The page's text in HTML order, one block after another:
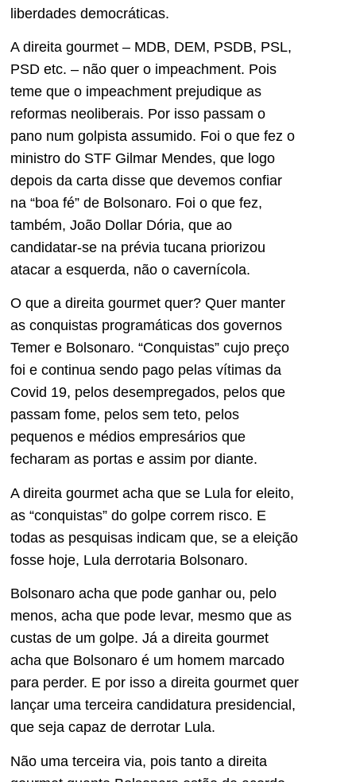
liberdades democráticas.
A direita gourmet – MDB, DEM, PSDB, PSL,
PSD etc. – não quer o impeachment. Pois
teme que o impeachment prejudique as
reformas neoliberais. Por isso passam o
pano num golpista assumido. Foi o que fez o
ministro do STF Gilmar Mendes, que logo
depois da carta disse que devemos confiar
na “boa fé” de Bolsonaro. Foi o que fez,
também, João Dollar Dória, que ao
candidatar-se na prévia tucana priorizou
atacar a esquerda, não o cavernícola.
O que a direita gourmet quer? Quer manter
as conquistas programáticas dos governos
Temer e Bolsonaro. “Conquistas” cujo preço
foi e continua sendo pago pelas vítimas da
Covid 19, pelos desempregados, pelos que
passam fome, pelos sem teto, pelos
pequenos e médios empresários que
fecharam as portas e assim por diante.
A direita gourmet acha que se Lula for eleito,
as “conquistas” do golpe correm risco. E
todas as pesquisas indicam que, se a eleição
fosse hoje, Lula derrotaria Bolsonaro.
Bolsonaro acha que pode ganhar ou, pelo
menos, acha que pode levar, mesmo que as
custas de um golpe. Já a direita gourmet
acha que Bolsonaro é um homem marcado
para perder. E por isso a direita gourmet quer
lançar uma terceira candidatura presidencial,
que seja capaz de derrotar Lula.
Não uma terceira via, pois tanto a direita